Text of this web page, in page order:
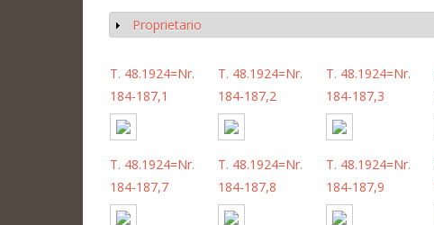
Mostrar
Proprietario
T. 48.1924=Nr.
184-187,1
T. 48.1924=Nr.
184-187,2
T. 48.1924=Nr.
184-187,3
T. 48.1924=Nr.
184-187,7
T. 48.1924=Nr.
184-187,8
T. 48.1924=Nr.
184-187,9